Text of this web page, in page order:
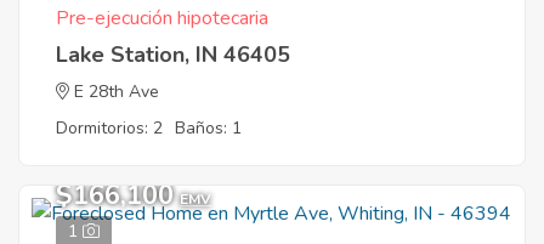
Pre-ejecución hipotecaria
Lake Station, IN 46405
E 28th Ave
Dormitorios: 2 Baños: 1
1
$166,100 EMV